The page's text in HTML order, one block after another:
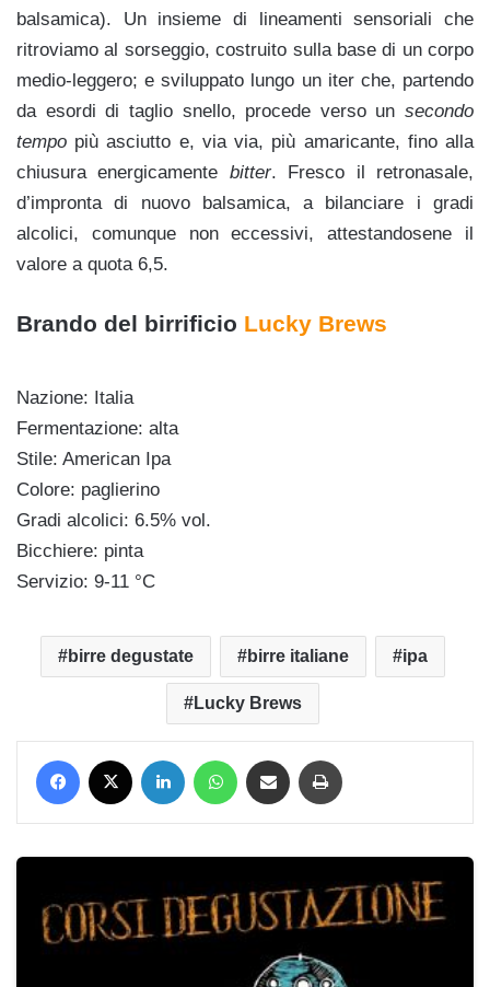
balsamica). Un insieme di lineamenti sensoriali che
ritroviamo al sorseggio, costruito sulla base di un corpo
medio-leggero; e sviluppato lungo un iter che, partendo
da esordi di taglio snello, procede verso un secondo
tempo più asciutto e, via via, più amaricante, fino alla
chiusura energicamente bitter. Fresco il retronasale,
d’impronta di nuovo balsamica, a bilanciare i gradi
alcolici, comunque non eccessivi, attestandosene il
valore a quota 6,5.
Brando del birrificio Lucky Brews
Nazione: Italia
Fermentazione: alta
Stile: American Ipa
Colore: paglierino
Gradi alcolici: 6.5% vol.
Bicchiere: pinta
Servizio: 9-11 °C
birre degustate birre italiane ipa
Lucky Brews
Facebook LinkedIn WhatsApp Condividi via mail